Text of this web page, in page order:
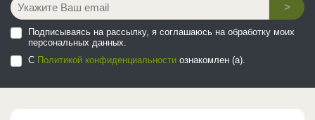
>
Подписываясь на рассылку, я соглашаюсь на обработку моих
персональных данных.
С Политикой конфиденциальности ознакомлен (а).